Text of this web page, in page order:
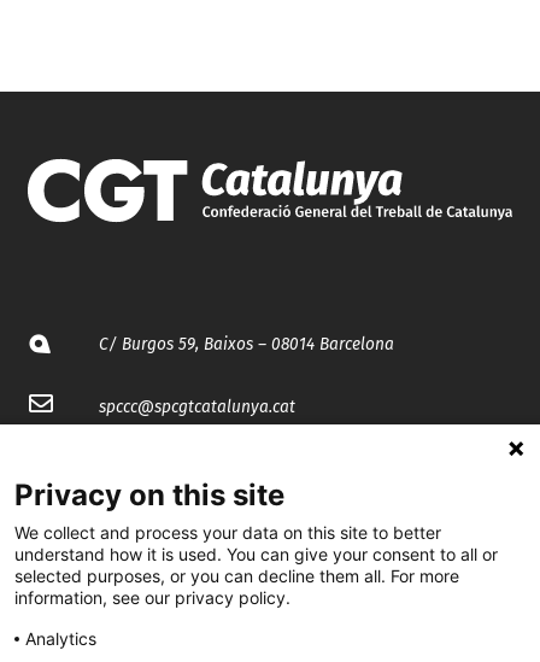
C/ Burgos 59, Baixos – 08014 Barcelona
spccc@spcgtcatalunya.cat
@CGTCatalunya
cgtcatalunya
Privacy on this site
We collect and process your data on this site to better
understand how it is used. You can give your consent to all or
selected purposes, or you can decline them all. For more
information, see our privacy policy.
Analytics